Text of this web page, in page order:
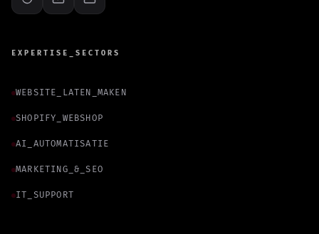
EXPERTISE_SECTORS
WEBSITE_LATEN_MAKEN
SHOPIFY_WEBSHOP
AI_AUTOMATISATIE
MARKETING_&_SEO
IT_SUPPORT